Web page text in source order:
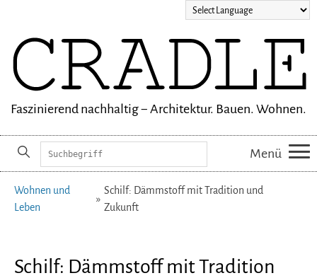
Faszinierend nachhaltig − Architektur. Bauen. Wohnen.
Menü
überspringen
Suchbegriffe
Wohnen und
Leben
Schilf: Dämmstoff mit Tradition und
Zukunft
Schilf: Dämmstoff mit Tradition